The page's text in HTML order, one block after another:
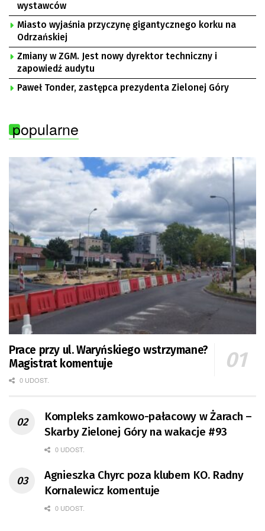
wystawców
Miasto wyjaśnia przyczynę gigantycznego korku na
Odrzańskiej
Zmiany w ZGM. Jest nowy dyrektor techniczny i
zapowiedź audytu
Paweł Tonder, zastępca prezydenta Zielonej Góry
popularne
Prace przy ul. Waryńskiego wstrzymane?
Magistrat komentuje
0 UDOST.
Kompleks zamkowo-pałacowy w Żarach –
Skarby Zielonej Góry na wakacje #93
0 UDOST.
Agnieszka Chyrc poza klubem KO. Radny
Kornalewicz komentuje
0 UDOST.